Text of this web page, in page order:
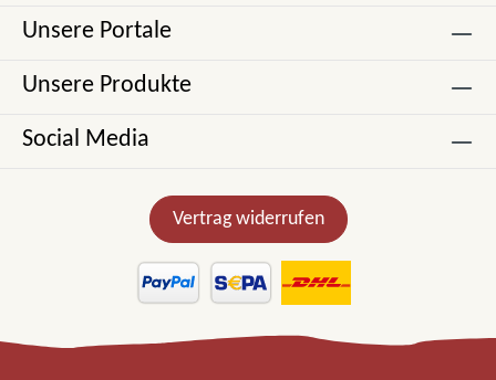
Unsere Portale
Unsere Produkte
Social Media
Vertrag widerrufen